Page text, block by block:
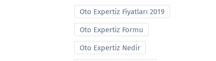
Oto Expertiz Fiyatları 2019
Oto Expertiz Formu
Oto Expertiz Nedir